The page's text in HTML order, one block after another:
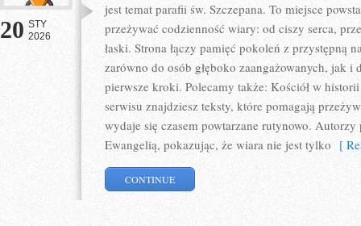
20 STY
2026
jest temat parafii św. Szczepana. To miejsce
przeżywać codzienność wiary: od ciszy serca,
łaski. Strona łączy pamięć pokoleń z przystępną
zarówno do osób głęboko zaangażowanych, jak
pierwsze kroki. Polecamy także: Kościół w
serwisu znajdziesz teksty, które pomagają
wydaje się czasem powtarzane rutynowo.
Ewangelią, pokazując, że wiara nie jest tylko [
CONTINUE